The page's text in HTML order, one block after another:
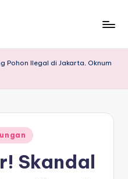
Pohon Ilegal di Jakarta, Oknum
Skandal